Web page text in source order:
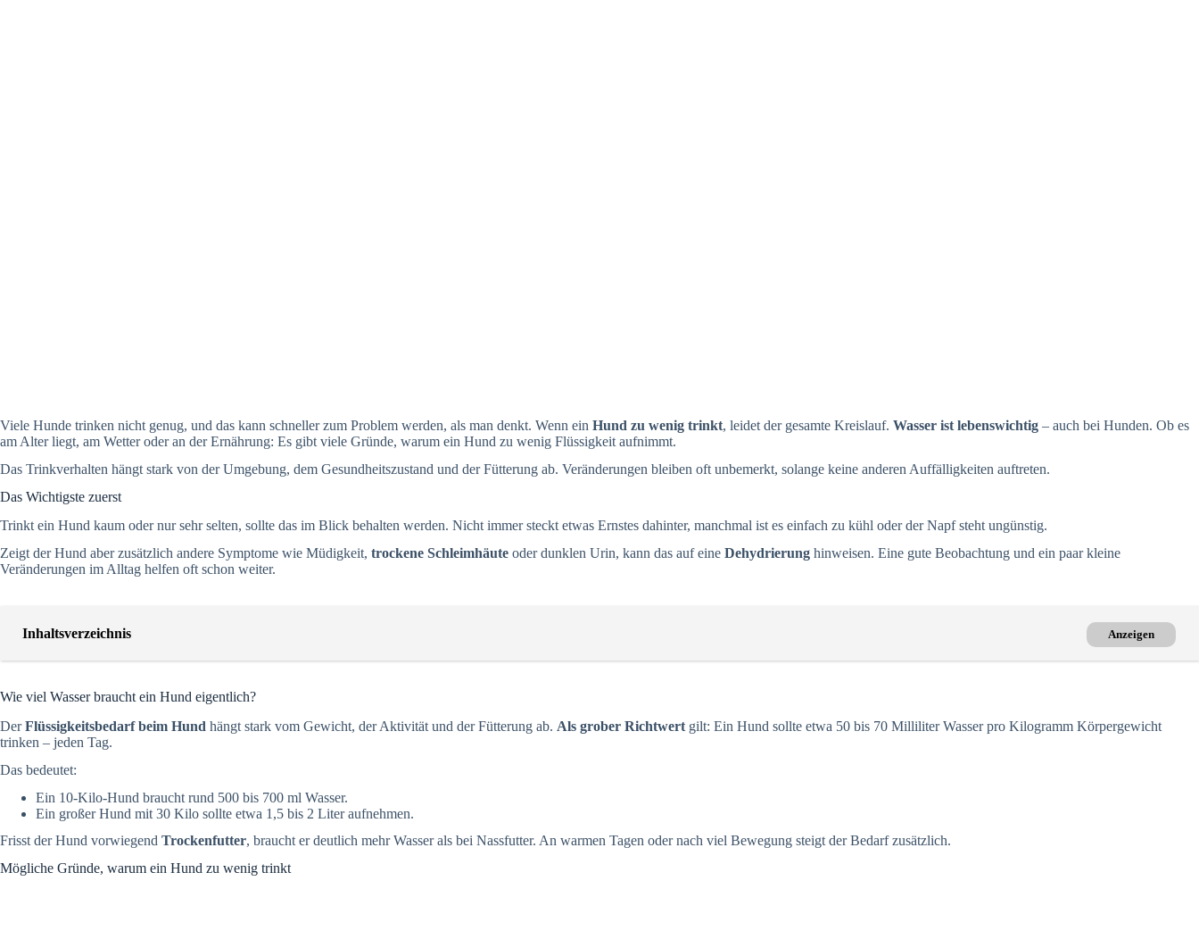
Viele Hunde trinken nicht genug, und das kann schneller zum Problem werden, als man denkt. Wenn ein Hund zu wenig trinkt, leidet der gesamte Kreislauf. Wasser ist lebenswichtig – auch bei Hunden. Ob es
am Alter liegt, am Wetter oder an der Ernährung: Es gibt viele Gründe, warum ein Hund zu wenig Flüssigkeit aufnimmt.
Das Trinkverhalten hängt stark von der Umgebung, dem Gesundheitszustand und der Fütterung ab. Veränderungen bleiben oft unbemerkt, solange keine anderen Auffälligkeiten auftreten.
Das Wichtigste zuerst
Trinkt ein Hund kaum oder nur sehr selten, sollte das im Blick behalten werden. Nicht immer steckt etwas Ernstes dahinter, manchmal ist es einfach zu kühl oder der Napf steht ungünstig.
Zeigt der Hund aber zusätzlich andere Symptome wie Müdigkeit, trockene Schleimhäute oder dunklen Urin, kann das auf eine Dehydrierung hinweisen. Eine gute Beobachtung und ein paar kleine
Veränderungen im Alltag helfen oft schon weiter.
Inhaltsverzeichnis Anzeigen
Wie viel Wasser braucht ein Hund eigentlich?
DerFlüssigkeitsbedarf beim Hund hängt stark vom Gewicht, der Aktivität und der Fütterung ab. Als grober Richtwert gilt: Ein Hund sollte etwa 50 bis 70 Milliliter Wasser pro Kilogramm Körpergewicht
trinken – jeden Tag.
Das bedeutet:
Ein 10-Kilo-Hund braucht rund 500 bis 700 ml Wasser.
Ein großer Hund mit 30 Kilo sollte etwa 1,5 bis 2 Liter aufnehmen.
Frisst der Hund vorwiegend Trockenfutter, braucht er deutlich mehr Wasser als bei Nassfutter. An warmen Tagen oder nach viel Bewegung steigt der Bedarf zusätzlich.
Mögliche Gründe, warum ein Hund zu wenig trinkt